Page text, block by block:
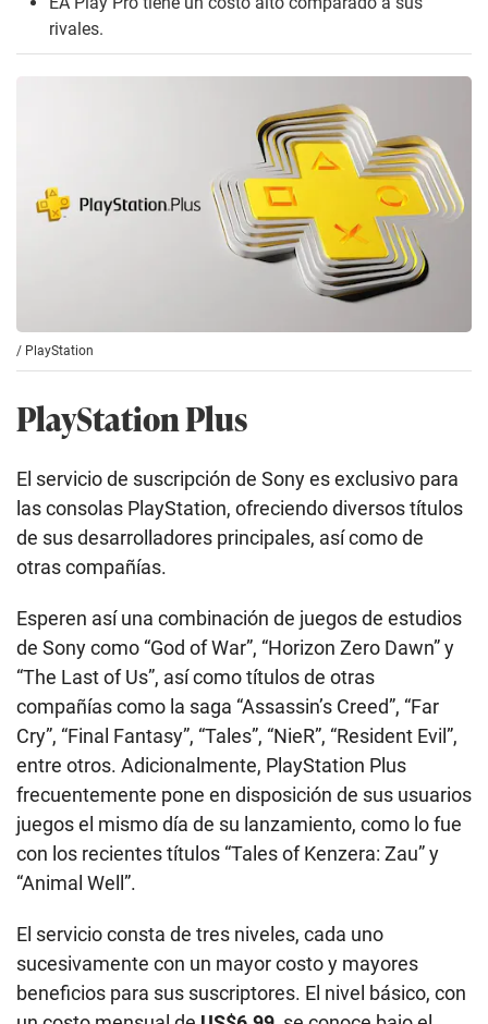
rivales.
/ PlayStation
PlayStation Plus
El servicio de suscripción de Sony es exclusivo para
las consolas PlayStation, ofreciendo diversos títulos
de sus desarrolladores principales, así como de
otras compañías.
Esperen así una combinación de juegos de estudios
de Sony como “God of War”, “Horizon Zero Dawn” y
“The Last of Us”, así como títulos de otras
compañías como la saga “Assassin’s Creed”, “Far
Cry”, “Final Fantasy”, “Tales”, “NieR”, “Resident Evil”,
entre otros. Adicionalmente, PlayStation Plus
frecuentemente pone en disposición de sus usuarios
juegos el mismo día de su lanzamiento, como lo fue
con los recientes títulos “Tales of Kenzera: Zau” y
“Animal Well”.
El servicio consta de tres niveles, cada uno
sucesivamente con un mayor costo y mayores
beneficios para sus suscriptores. El nivel básico, con